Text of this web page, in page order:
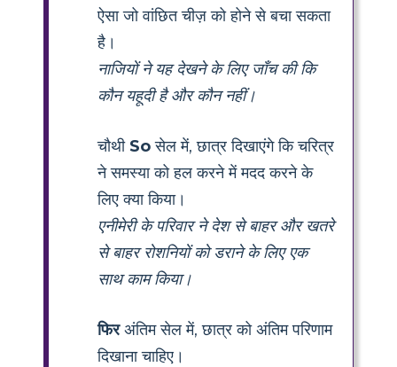
ऐसा जो वांछित चीज़ को होने से बचा सकता
है।
नाजियों ने यह देखने के लिए जाँच की कि
कौन यहूदी है और कौन नहीं।
चौथी Soसेल में, छात्र दिखाएंगे कि चरित्र
ने समस्या को हल करने में मदद करने के
लिए क्या किया।
एनीमेरी के परिवार ने देश से बाहर और खतरे
से बाहर रोशनियों को डराने के लिए एक
साथ काम किया।
फिरअंतिम सेल में, छात्र को अंतिम परिणाम
दिखाना चाहिए।